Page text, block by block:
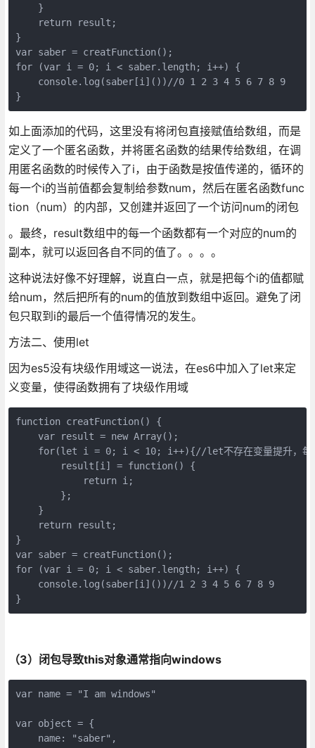
    }
    return result;
}
var saber = creatFunction();
for (var i = 0; i < saber.length; i++) {
    console.log(saber[i]())//0 1 2 3 4 5 6 7 8 9
}
如上面添加的代码，这里没有将闭包直接赋值给数组，而是
定义了一个匿名函数，并将匿名函数的结果传给数组，在调
用匿名函数的时候传入了i，由于函数是按值传递的，循环的
每一个i的当前值都会复制给参数num，然后在匿名函数func
tion（num）的内部，又创建并返回了一个访问num的闭包
。最终，result数组中的每一个函数都有一个对应的num的
副本，就可以返回各自不同的值了。。。。
这种说法好像不好理解，说直白一点，就是把每个i的值都赋
给num，然后把所有的num的值放到数组中返回。避免了闭
包只取到i的最后一个值得情况的发生。
方法二、使用let
因为es5没有块级作用域这一说法，在es6中加入了let来定
义变量，使得函数拥有了块级作用域
function creatFunction() {
    var result = new Array();
for(let i = 0; i < 10; i++){//let不存在变量提升，每
        result[i] = function() {
            return i;
        };
    }
    return result;
}
var saber = creatFunction();
for (var i = 0; i < saber.length; i++) {
    console.log(saber[i]())//1 2 3 4 5 6 7 8 9
}
（3）闭包导致this对象通常指向windows
var name = "I am windows"
var object = {
    name: "saber",